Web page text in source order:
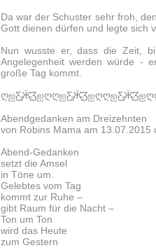
Da war der Schuster sehr froh,
Gott dienen dürfen und legte sich
Nun wusste er, dass die Zeit,
Angelegenheit werden würde -
große Tag kommt.
Abendgedanken am Dreizehnten
von Robins Mama am 13.07.2015
Abend-Gedanken
setzt die Amsel
in Töne um.
Gelebtes vom Tag
kommt zur Ruhe –
gibt Raum für die Nacht –
Ton um Ton
wird das Heute
zum Gestern